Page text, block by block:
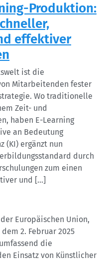
Produktion:
effektiver
ist die
Mitarbeitenden fester
Wo traditionelle
Zeit- und
haben E-Learning
an Bedeutung
(KI) ergänzt nun
durch
zum einen
und […]
Europäischen Union,
2. Februar 2025
die
Einsatz von Künstlicher